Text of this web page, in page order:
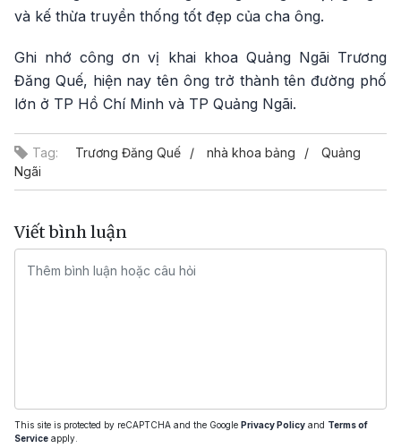
và kế thừa truyền thống tốt đẹp của cha ông.
Ghi nhớ công ơn vị khai khoa Quảng Ngãi Trương
Đăng Quế, hiện nay tên ông trở thành tên đường phố
lớn ở TP Hồ Chí Minh và TP Quảng Ngãi.
Tag: Trương Đăng Quế nhà khoa bảng
Quảng
Ngãi
Viết bình luận
This site is protected by reCAPTCHA and the Google Privacy Policy and Terms of
Service apply.